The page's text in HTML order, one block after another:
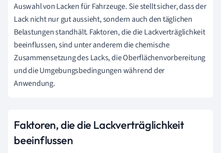
Auswahl von Lacken für Fahrzeuge. Sie stellt sicher, dass der
Lack nicht nur gut aussieht, sondern auch den täglichen
Belastungen standhält. Faktoren, die die Lackverträglichkeit
beeinflussen, sind unter anderem die chemische
Zusammensetzung des Lacks, die Oberflächenvorbereitung
und die Umgebungsbedingungen während der
Anwendung.
Faktoren, die die Lackverträglichkeit
beeinflussen